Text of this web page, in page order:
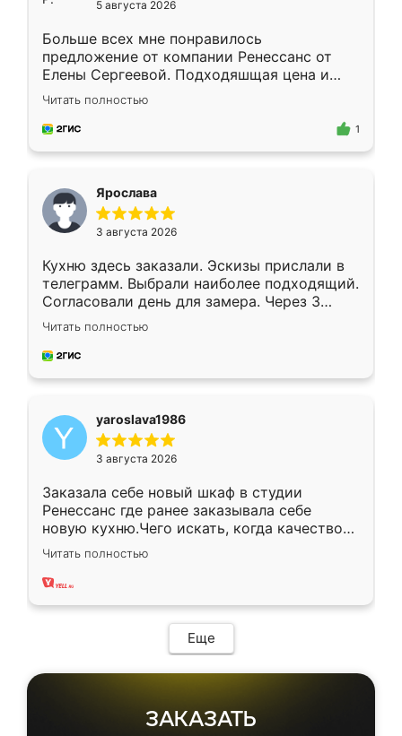
5 августа 2026
Больше всех мне понравилось
предложение от компании Ренессанс от
Елены Сергеевой. Подходяшщая цена и
короткие сроки изготовления. Приехавший
для замера сотрудник Владислав
предложил по моему эскизу самый
Читать полностью
1
Ярослава
3 августа 2026
Кухню здесь заказали. Эскизы прислали в
телеграмм. Выбрали наиболее подходящий.
Согласовали день для замера. Через 3
недели кухня была уже готова. Остались
довольны работой. Спасибо Ренессанс
мебель за качественную работу!
Читать полностью
yaroslava1986
3 августа 2026
Заказала себе новый шкаф в студии
Ренессанс где ранее заказывала себе
новую кухню.Чего искать, когда качеством
вполне довольна. Служит кухня уже почти
два года, нареканий нет.
Читать полностью
Еще
ЗАКАЗАТЬ